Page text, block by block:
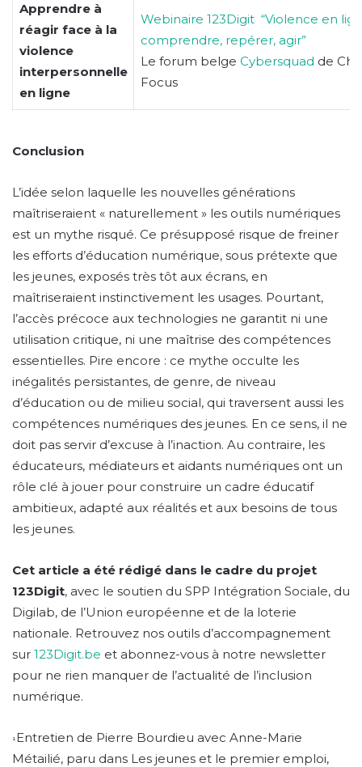
Apprendre à
réagir face à la
violence
interpersonnelle
en ligne
Webinaire 123Digit “Violence en
comprendre, repérer, agir”
Le forum belge Cybersquad de
Focus
Conclusion
L’idée selon laquelle les nouvelles générations
maîtriseraient « naturellement » les outils numériques
est un mythe risqué. Ce présupposé risque de freiner
les efforts d’éducation numérique, sous prétexte que
les jeunes, exposés très tôt aux écrans, en
maîtriseraient instinctivement les usages. Pourtant,
l’accès précoce aux technologies ne garantit ni une
utilisation critique, ni une maîtrise des compétences
essentielles. Pire encore : ce mythe occulte les
inégalités persistantes, de genre, de niveau
d’éducation ou de milieu social, qui traversent aussi les
compétences numériques des jeunes. En ce sens, il ne
doit pas servir d’excuse à l’inaction. Au contraire, les
éducateurs, médiateurs et aidants numériques ont un
rôle clé à jouer pour construire un cadre éducatif
ambitieux, adapté aux réalités et aux besoins de tous
les jeunes.
Cet article a été rédigé dans le cadre du projet
123Digit, avec le soutien du SPP Intégration Sociale, du
Digilab, de l’Union européenne et de la loterie
nationale. Retrouvez nos outils d’accompagnement
sur 123Digit.be et abonnez-vous à notre newsletter
pour ne rien manquer de l’actualité de l’inclusion
numérique.
¹Entretien de Pierre Bourdieu avec Anne-Marie
Métailié, paru dans Les jeunes et le premier emploi,